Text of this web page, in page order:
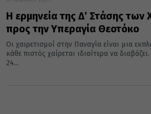
Η ερμηνεία της Δ’ Στάσης των
προς την Υπεραγία Θεοτόκο
Οι χαιρετισμοί στην Παναγία είναι μια
κάθε πιστός χαίρεται ιδιαίτερα να
24...